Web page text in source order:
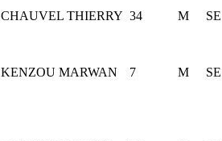
CHAUVEL THIERRY 34 M SE
KENZOU MARWAN 7 M SE